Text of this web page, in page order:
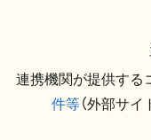
連携機関が提供する
件等（外部サ